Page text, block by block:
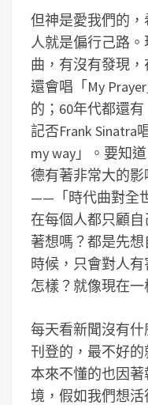
但神是愛我們的
人就是偏行己路
曲，有沒有發現
還會唱「My
的；60年代都還
記否Frank Sinatra
my way」。要知
德有著非常大的
——「時代曲對全
在每個人都只顧
著想嗎？都是先
時候，只會對人
怎樣？就像現在一
每天看新聞沒有
刊登的，最不好的
本來不懂的也因
境，假如我們想